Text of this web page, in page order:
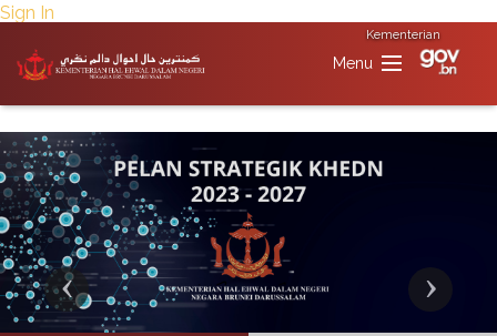
Sign In
Kementerian
Previous Next